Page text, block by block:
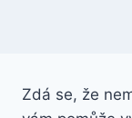
Zdá se, že